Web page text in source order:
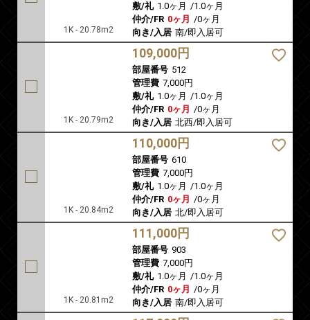
1K - 20.78m2
敷/礼 1.0ヶ月 /1.0ヶ月
仲介/FR 0ヶ月 /0ヶ月
向き/入居 南/即入居可
1K - 20.79m2
109,000円
部屋番号 512
管理費 7,000円
敷/礼 1.0ヶ月 /1.0ヶ月
仲介/FR 0ヶ月 /0ヶ月
向き/入居 北西/即入居可
1K - 20.84m2
110,000円
部屋番号 610
管理費 7,000円
敷/礼 1.0ヶ月 /1.0ヶ月
仲介/FR 0ヶ月 /0ヶ月
向き/入居 北/即入居可
1K - 20.81m2
111,000円
部屋番号 903
管理費 7,000円
敷/礼 1.0ヶ月 /1.0ヶ月
仲介/FR 0ヶ月 /0ヶ月
向き/入居 南/即入居可